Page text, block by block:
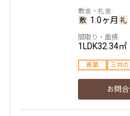
建物施設やお部屋の設備、方
設定
1.0ヶ月
1LDK32.34㎡
新築 三井の
お問合